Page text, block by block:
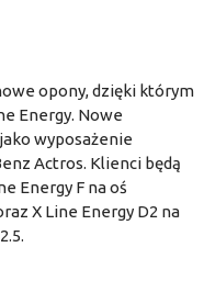
opony, dzięki którym
Energy. Nowe
wyposażenie
Actros. Klienci będą
Energy F na oś
X Line Energy D2 na